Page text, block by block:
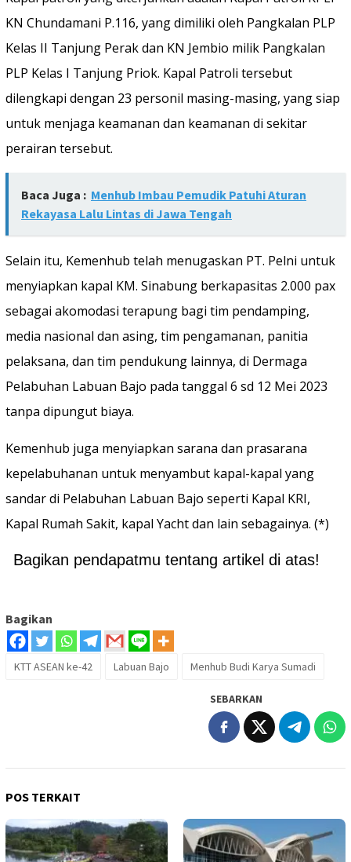
KN Chundamani P.116, yang dimiliki oleh Pangkalan PLP
Kelas II Tanjung Perak dan KN Jembio milik Pangkalan
PLP Kelas I Tanjung Priok. Kapal Patroli tersebut
dilengkapi dengan 23 personil masing-masing, yang siap
untuk menjaga keamanan dan keamanan di sekitar
perairan tersebut.
Baca Juga : Menhub Imbau Pemudik Patuhi Aturan
Rekayasa Lalu Lintas di Jawa Tengah
Selain itu, Kemenhub telah menugaskan PT. Pelni untuk
menyiapkan kapal KM. Sinabung berkapasitas 2.000 pax
sebagai akomodasi terapung bagi tim pendamping,
media nasional dan asing, tim pengamanan, panitia
pelaksana, dan tim pendukung lainnya, di Dermaga
Pelabuhan Labuan Bajo pada tanggal 6 sd 12 Mei 2023
tanpa dipungut biaya.
Kemenhub juga menyiapkan sarana dan prasarana
kepelabuhanan untuk menyambut kapal-kapal yang
sandar di Pelabuhan Labuan Bajo seperti Kapal KRI,
Kapal Rumah Sakit, kapal Yacht dan lain sebagainya. (*)
Bagikan pendapatmu tentang artikel di atas!
Bagikan
KTT ASEAN ke-42 Labuan Bajo Menhub Budi Karya Sumadi
SEBARKAN
POS TERKAIT